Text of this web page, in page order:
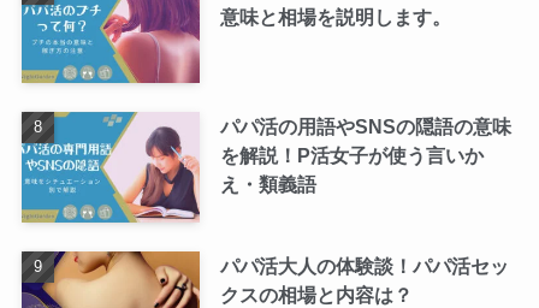
意味と相場を説明します。
パパ活の用語やSNSの隠語の意味
を解説！P活女子が使う言いか
え・類義語
パパ活大人の体験談！パパ活セッ
クスの相場と内容は？